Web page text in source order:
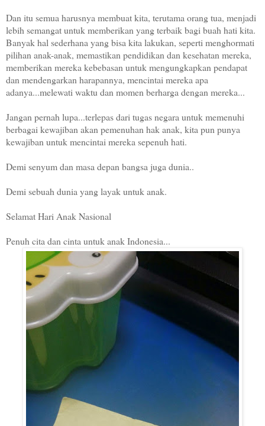
Dan itu semua harusnya membuat kita, terutama orang tua, menjadi
lebih semangat untuk memberikan yang terbaik bagi buah hati kita.
Banyak hal sederhana yang bisa kita lakukan, seperti menghormati
pilihan anak-anak, memastikan pendidikan dan kesehatan mereka,
memberikan mereka kebebasan untuk mengungkapkan pendapat
dan mendengarkan harapannya, mencintai mereka apa
adanya...melewati waktu dan momen berharga dengan mereka...
Jangan pernah lupa...terlepas dari tugas negara untuk memenuhi
berbagai kewajiban akan pemenuhan hak anak, kita pun punya
kewajiban untuk mencintai mereka sepenuh hati.
Demi senyum dan masa depan bangsa juga dunia..
Demi sebuah dunia yang layak untuk anak.
Selamat Hari Anak Nasional
Penuh cita dan cinta untuk anak Indonesia...